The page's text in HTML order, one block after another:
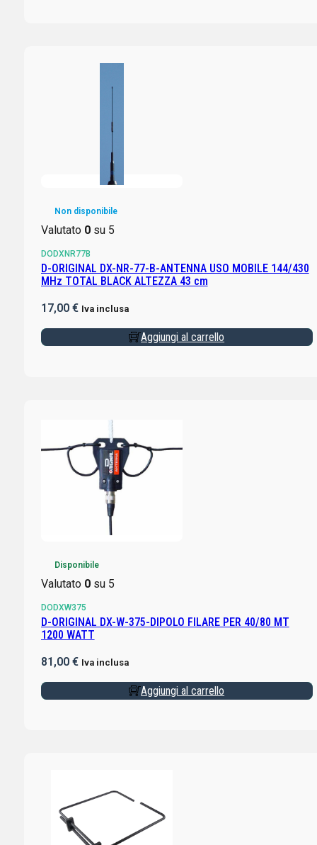
Non disponibile
Valutato 0su 5
DODXNR77B
D-ORIGINAL DX-NR-77-B-ANTENNA USO MOBILE 144/430
MHz TOTAL BLACK ALTEZZA 43 cm
17,00 € Iva inclusa
Aggiungi al carrello
Disponibile
Valutato 0su 5
DODXW375
D-ORIGINAL DX-W-375-DIPOLO FILARE PER 40/80 MT
1200 WATT
81,00 € Iva inclusa
Aggiungi al carrello